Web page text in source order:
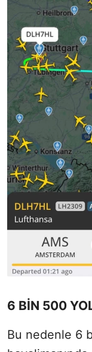
6 BİN 500
Bu nedenle 6